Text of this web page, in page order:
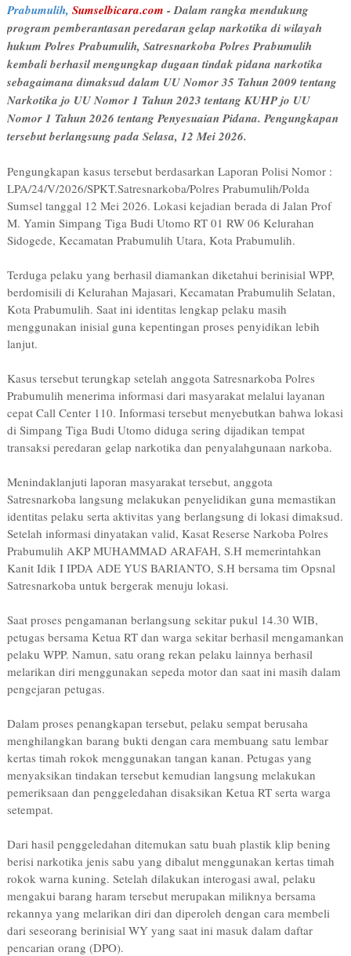
Prabumulih, Sumselbicara.com - Dalam rangka mendukung
program pemberantasan peredaran gelap narkotika di wilayah
hukum Polres Prabumulih, Satresnarkoba Polres Prabumulih
kembali berhasil mengungkap dugaan tindak pidana narkotika
sebagaimana dimaksud dalam UU Nomor 35 Tahun 2009 tentang
Narkotika jo UU Nomor 1 Tahun 2023 tentang KUHP jo UU
Nomor 1 Tahun 2026 tentang Penyesuaian Pidana. Pengungkapan
tersebut berlangsung pada Selasa, 12 Mei 2026.
Pengungkapan kasus tersebut berdasarkan Laporan Polisi Nomor :
LPA/24/V/2026/SPKT.Satresnarkoba/Polres Prabumulih/Polda
Sumsel tanggal 12 Mei 2026. Lokasi kejadian berada di Jalan Prof
M. Yamin Simpang Tiga Budi Utomo RT 01 RW 06 Kelurahan
Sidogede, Kecamatan Prabumulih Utara, Kota Prabumulih.
Terduga pelaku yang berhasil diamankan diketahui berinisial WPP,
berdomisili di Kelurahan Majasari, Kecamatan Prabumulih Selatan,
Kota Prabumulih. Saat ini identitas lengkap pelaku masih
menggunakan inisial guna kepentingan proses penyidikan lebih
lanjut.
Kasus tersebut terungkap setelah anggota Satresnarkoba Polres
Prabumulih menerima informasi dari masyarakat melalui layanan
cepat Call Center 110. Informasi tersebut menyebutkan bahwa lokasi
di Simpang Tiga Budi Utomo diduga sering dijadikan tempat
transaksi peredaran gelap narkotika dan penyalahgunaan narkoba.
Menindaklanjuti laporan masyarakat tersebut, anggota
Satresnarkoba langsung melakukan penyelidikan guna memastikan
identitas pelaku serta aktivitas yang berlangsung di lokasi dimaksud.
Setelah informasi dinyatakan valid, Kasat Reserse Narkoba Polres
Prabumulih AKP MUHAMMAD ARAFAH, S.H memerintahkan
Kanit Idik I IPDA ADE YUS BARIANTO, S.H bersama tim Opsnal
Satresnarkoba untuk bergerak menuju lokasi.
Saat proses pengamanan berlangsung sekitar pukul 14.30 WIB,
petugas bersama Ketua RT dan warga sekitar berhasil mengamankan
pelaku WPP. Namun, satu orang rekan pelaku lainnya berhasil
melarikan diri menggunakan sepeda motor dan saat ini masih dalam
pengejaran petugas.
Dalam proses penangkapan tersebut, pelaku sempat berusaha
menghilangkan barang bukti dengan cara membuang satu lembar
kertas timah rokok menggunakan tangan kanan. Petugas yang
menyaksikan tindakan tersebut kemudian langsung melakukan
pemeriksaan dan penggeledahan disaksikan Ketua RT serta warga
setempat.
Dari hasil penggeledahan ditemukan satu buah plastik klip bening
berisi narkotika jenis sabu yang dibalut menggunakan kertas timah
rokok warna kuning. Setelah dilakukan interogasi awal, pelaku
mengakui barang haram tersebut merupakan miliknya bersama
rekannya yang melarikan diri dan diperoleh dengan cara membeli
dari seseorang berinisial WY yang saat ini masuk dalam daftar
pencarian orang (DPO).